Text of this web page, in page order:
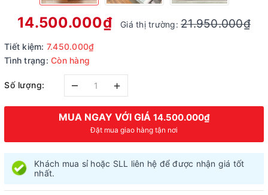
14.500.000₫ Giá thị trường:21.950.000₫
Tiết kiệm: 7.450.000₫
Tình trạng: Còn hàng
Số lượng: – +
MUA NGAY VỚI GIÁ 14.500.000₫
Đặt mua giao hàng tận nơi
Khách mua sỉ hoặc SLL liên hệ để được nhận giá tốt
nhất.